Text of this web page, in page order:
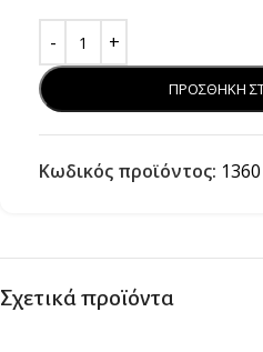
ΠΡΟΣΘΗΚΗ
Κωδικός προϊόντος: 1360
Σχετικά προϊόντα